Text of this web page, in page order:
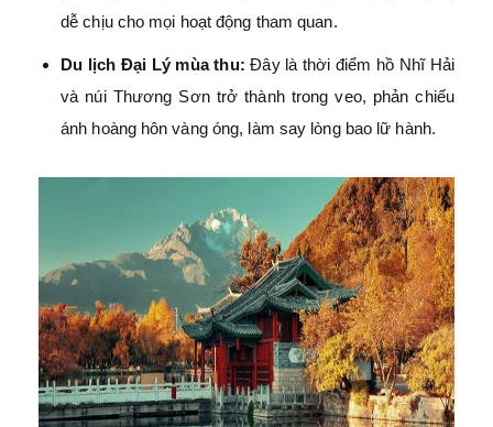
dễ chịu cho mọi hoạt động tham quan.
Du lịch Đại Lý mùa thu: Đây là thời điểm hồ Nhĩ Hải
và núi Thương Sơn trở thành trong veo, phản chiếu
ánh hoàng hôn vàng óng, làm say lòng bao lữ hành.